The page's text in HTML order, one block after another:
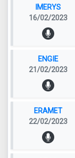
IMERYS
16/02/2023
ENGIE
21/02/2023
ERAMET
22/02/2023